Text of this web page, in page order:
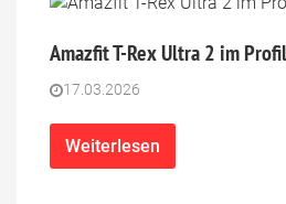
Amazfit T-Rex Ultra 2 im
17.03.2026
Weiterlesen